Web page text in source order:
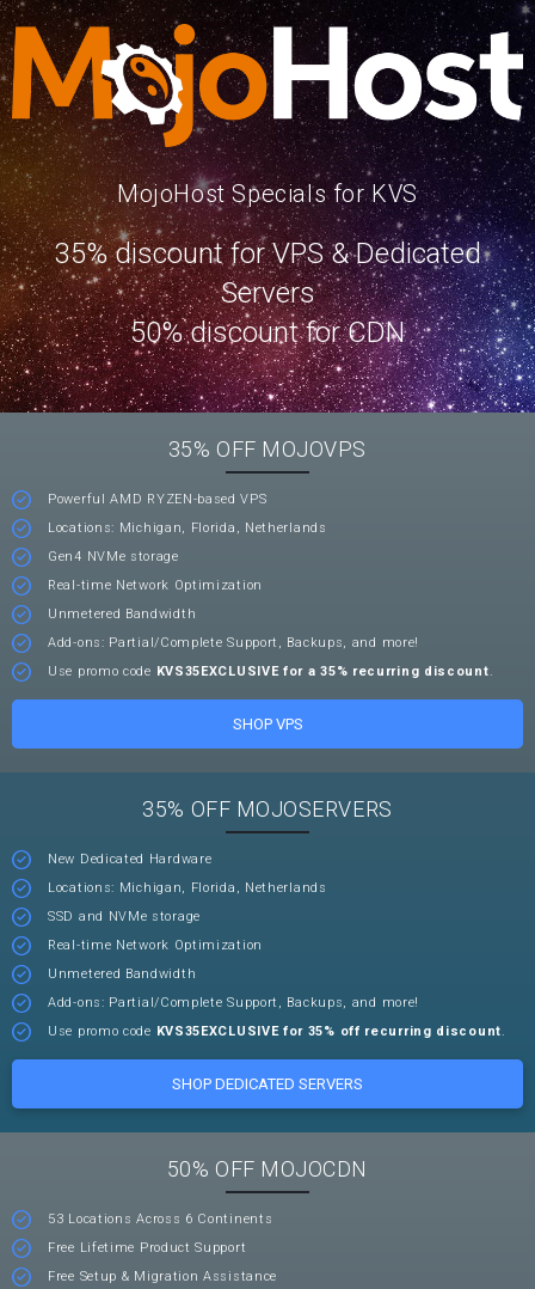
MojoHost Specials for KVS
35% discount for VPS & Dedicated
Servers
50% discount for CDN
35% OFF MOJOVPS
Powerful AMD RYZEN-based VPS
Locations: Michigan, Florida, Netherlands
Gen4 NVMe storage
Real-time Network Optimization
Unmetered Bandwidth
Add-ons: Partial/Complete Support, Backups, and more!
Use promo code KVS35EXCLUSIVE for a 35% recurring discount.
SHOP VPS
35% OFF MOJOSERVERS
New Dedicated Hardware
Locations: Michigan, Florida, Netherlands
SSD and NVMe storage
Real-time Network Optimization
Unmetered Bandwidth
Add-ons: Partial/Complete Support, Backups, and more!
Use promo code KVS35EXCLUSIVE for 35% off recurring discount.
SHOP DEDICATED SERVERS
50% OFF MOJOCDN
53 Locations Across 6 Continents
Free Lifetime Product Support
Free Setup & Migration Assistance